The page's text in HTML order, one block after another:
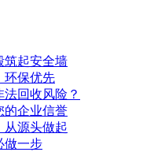
筑起安全墙
环保优先
回收风险？
的企业信誉
从源头做起
做一步